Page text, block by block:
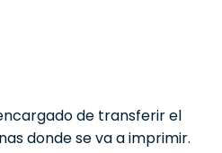
de transferir el
donde se va a imprimir.